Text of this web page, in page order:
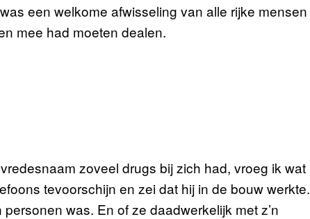
een welkome afwisseling van alle rijke mensen
mee had moeten dealen.
zoveel drugs bij zich had, vroeg ik wat
tevoorschijn en zei dat hij in de bouw werkte.
was. En of ze daadwerkelijk met z’n